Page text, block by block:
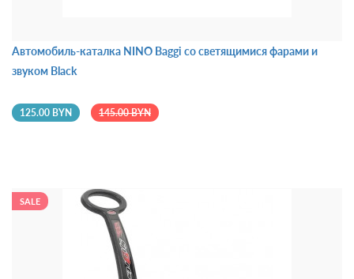
Автомобиль-каталка NINO Baggi со светящимися фарами и
звуком Black
125.00 BYN 145.00 BYN
SALE